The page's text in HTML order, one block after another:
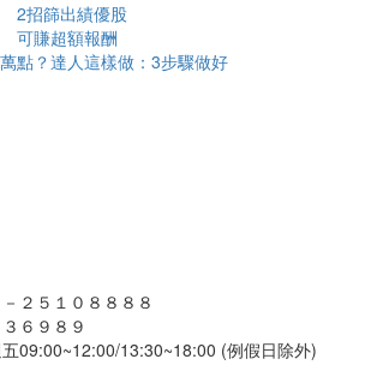
2招篩出績優股
可賺超額報酬
點？達人這樣做：3步驟做好
２５１０８８８８
６９８９
09:00~12:00/13:30~18:00 (例假日除外)